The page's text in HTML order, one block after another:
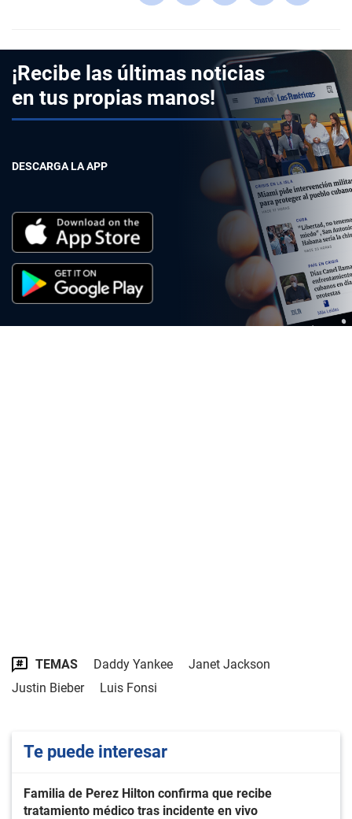
¡Recibe las últimas noticias
en tus propias manos!
DESCARGA LA APP
TEMAS Daddy Yankee
Janet Jackson
Justin Bieber
Luis Fonsi
Te puede interesar
Familia de Perez Hilton confirma que recibe
tratamiento médico tras incidente en vivo